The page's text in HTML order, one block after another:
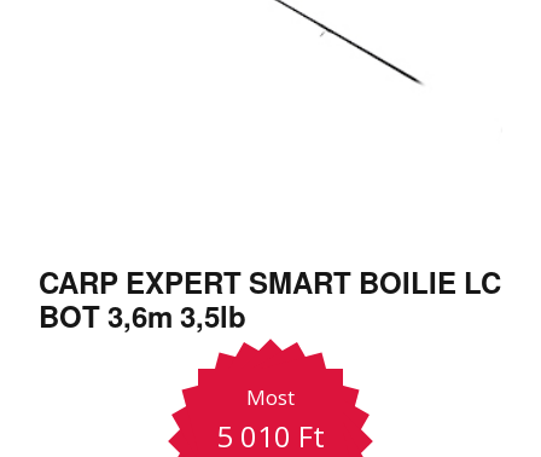
CARP EXPERT SMART BOILIE LC
BOT 3,6m 3,5lb
Most
5 010 Ft